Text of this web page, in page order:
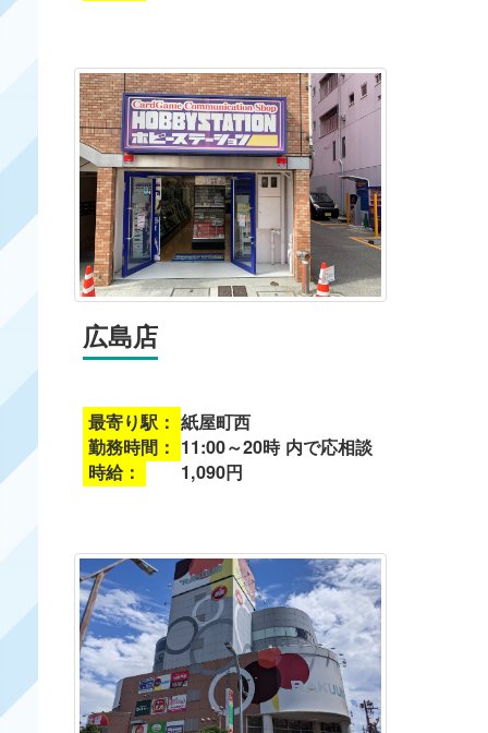
広島店
最寄り駅： 紙屋町西
勤務時間： 11:00～20時 内で応相談
時給：
1,090円